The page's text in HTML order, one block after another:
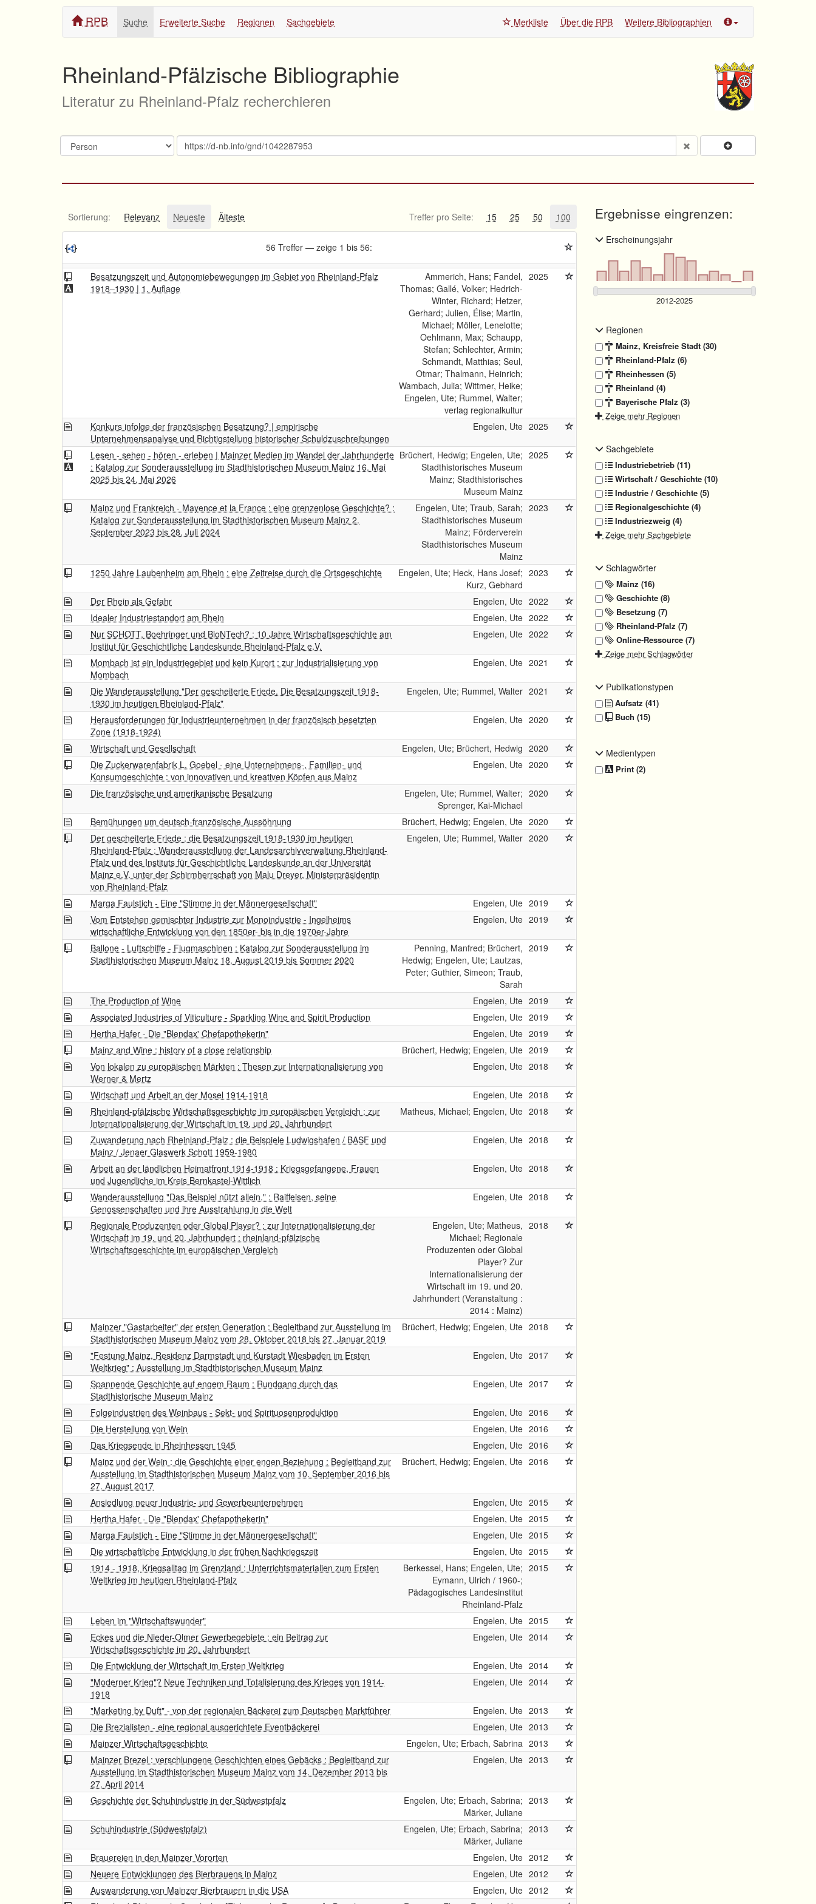
RPB Suche Erweiterte Suche Regionen Sachgebiete Merkliste Über die RPB Weitere Bibliographien
Rheinland-Pfälzische Bibliographie
Literatur zu Rheinland-Pfalz recherchieren
Sortierung: Relevanz Neueste Älteste Treffer pro Seite: 15 25 50 100
56 Treffer — zeige 1 bis 56:
Besatzungszeit und Autonomiebewegungen im Gebiet von Rheinland-Pfalz
1918–1930 | 1. Auflage
Ammerich, Hans; Fandel,
Thomas; Gallé, Volker; Hedrich-
Winter, Richard; Hetzer,
Gerhard; Julien, Élise; Martin,
Michael; Möller, Lenelotte;
Oehlmann, Max; Schaupp,
Stefan; Schlechter, Armin;
Schmandt, Matthias; Seul,
Otmar; Thalmann, Heinrich;
Wambach, Julia; Wittmer, Heike;
Engelen, Ute; Rummel, Walter;
verlag regionalkultur
2025
Konkurs infolge der französischen Besatzung? | empirische
Unternehmensanalyse und Richtigstellung historischer Schuldzuschreibungen
Engelen, Ute 2025
Lesen - sehen - hören - erleben | Mainzer Medien im Wandel der Jahrhunderte
: Katalog zur Sonderausstellung im Stadthistorischen Museum Mainz 16. Mai
2025 bis 24. Mai 2026
Brüchert, Hedwig; Engelen, Ute;
Stadthistorisches Museum
Mainz; Stadthistorisches
Museum Mainz
2025
Mainz und Frankreich - Mayence et la France : eine grenzenlose Geschichte? :
Katalog zur Sonderausstellung im Stadthistorischen Museum Mainz 2.
September 2023 bis 28. Juli 2024
Engelen, Ute; Traub, Sarah;
Stadthistorisches Museum
Mainz; Förderverein
Stadthistorisches Museum
Mainz
2023
1250 Jahre Laubenheim am Rhein : eine Zeitreise durch die Ortsgeschichte
Engelen, Ute; Heck, Hans Josef;
Kurz, Gebhard
2023
Der Rhein als Gefahr Engelen, Ute 2022
Idealer Industriestandort am Rhein
Engelen, Ute 2022
Nur SCHOTT, Boehringer und BioNTech? : 10 Jahre Wirtschaftsgeschichte am
Institut für Geschichtliche Landeskunde Rheinland-Pfalz e.V.
Engelen, Ute 2022
Mombach ist ein Industriegebiet und kein Kurort : zur Industrialisierung von
Mombach
Engelen, Ute 2021
Die Wanderausstellung "Der gescheiterte Friede. Die Besatzungszeit 1918-
1930 im heutigen Rheinland-Pfalz"
Engelen, Ute; Rummel, Walter 2021
Herausforderungen für Industrieunternehmen in der französisch besetzten
Zone (1918-1924)
Engelen, Ute 2020
Wirtschaft und Gesellschaft Engelen, Ute; Brüchert, Hedwig 2020
Die Zuckerwarenfabrik L. Goebel - eine Unternehmens-, Familien- und
Konsumgeschichte : von innovativen und kreativen Köpfen aus Mainz
Engelen, Ute 2020
Die französische und amerikanische Besatzung
Engelen, Ute; Rummel, Walter;
Sprenger, Kai-Michael
2020
Bemühungen um deutsch-französische Aussöhnung Brüchert, Hedwig; Engelen, Ute 2020
Der gescheiterte Friede : die Besatzungszeit 1918-1930 im heutigen
Rheinland-Pfalz : Wanderausstellung der Landesarchivverwaltung Rheinland-
Pfalz und des Instituts für Geschichtliche Landeskunde an der Universität
Mainz e.V. unter der Schirmherrschaft von Malu Dreyer, Ministerpräsidentin
von Rheinland-Pfalz
Engelen, Ute; Rummel, Walter 2020
Marga Faulstich - Eine "Stimme in der Männergesellschaft" Engelen, Ute 2019
Vom Entstehen gemischter Industrie zur Monoindustrie - Ingelheims
wirtschaftliche Entwicklung von den 1850er- bis in die 1970er-Jahre
Engelen, Ute 2019
Ballone - Luftschiffe - Flugmaschinen : Katalog zur Sonderausstellung im
Stadthistorischen Museum Mainz 18. August 2019 bis Sommer 2020
Penning, Manfred; Brüchert,
Hedwig; Engelen, Ute; Lautzas,
Peter; Guthier, Simeon; Traub,
Sarah
2019
The Production of Wine Engelen, Ute 2019
Associated Industries of Viticulture - Sparkling Wine and Spirit Production
Engelen, Ute 2019
Hertha Hafer - Die "Blendax' Chefapothekerin"
Engelen, Ute 2019
Mainz and Wine : history of a close relationship
Brüchert, Hedwig; Engelen, Ute 2019
Von lokalen zu europäischen Märkten : Thesen zur Internationalisierung von
Werner & Mertz
Engelen, Ute 2018
Wirtschaft und Arbeit an der Mosel 1914-1918 Engelen, Ute 2018
Rheinland-pfälzische Wirtschaftsgeschichte im europäischen Vergleich : zur
Internationalisierung der Wirtschaft im 19. und 20. Jahrhundert
Matheus, Michael; Engelen, Ute 2018
Zuwanderung nach Rheinland-Pfalz : die Beispiele Ludwigshafen / BASF und
Mainz / Jenaer Glaswerk Schott 1959-1980
Engelen, Ute 2018
Arbeit an der ländlichen Heimatfront 1914-1918 : Kriegsgefangene, Frauen
und Jugendliche im Kreis Bernkastel-Wittlich
Engelen, Ute 2018
Wanderausstellung "Das Beispiel nützt allein." : Raiffeisen, seine
Genossenschaften und ihre Ausstrahlung in die Welt
Engelen, Ute 2018
Regionale Produzenten oder Global Player? : zur Internationalisierung der
Wirtschaft im 19. und 20. Jahrhundert : rheinland-pfälzische
Wirtschaftsgeschichte im europäischen Vergleich
Engelen, Ute; Matheus,
Michael; Regionale
Produzenten oder Global
Player? Zur
Internationalisierung der
Wirtschaft im 19. und 20.
Jahrhundert (Veranstaltung :
2014 : Mainz)
2018
Mainzer "Gastarbeiter" der ersten Generation : Begleitband zur Ausstellung im
Stadthistorischen Museum Mainz vom 28. Oktober 2018 bis 27. Januar 2019
Brüchert, Hedwig; Engelen, Ute 2018
"Festung Mainz, Residenz Darmstadt und Kurstadt Wiesbaden im Ersten
Weltkrieg" : Ausstellung im Stadthistorischen Museum Mainz
Engelen, Ute 2017
Spannende Geschichte auf engem Raum : Rundgang durch das
Stadthistorische Museum Mainz
Engelen, Ute 2017
Folgeindustrien des Weinbaus - Sekt- und Spirituosenproduktion Engelen, Ute 2016
Die Herstellung von Wein
Engelen, Ute 2016
Das Kriegsende in Rheinhessen 1945
Engelen, Ute 2016
Mainz und der Wein : die Geschichte einer engen Beziehung : Begleitband zur
Ausstellung im Stadthistorischen Museum Mainz vom 10. September 2016 bis
27. August 2017
Brüchert, Hedwig; Engelen, Ute 2016
Ansiedlung neuer Industrie- und Gewerbeunternehmen Engelen, Ute 2015
Hertha Hafer - Die "Blendax' Chefapothekerin"
Engelen, Ute 2015
Marga Faulstich - Eine "Stimme in der Männergesellschaft"
Engelen, Ute 2015
Die wirtschaftliche Entwicklung in der frühen Nachkriegszeit
Engelen, Ute 2015
1914 - 1918, Kriegsalltag im Grenzland : Unterrichtsmaterialien zum Ersten
Weltkrieg im heutigen Rheinland-Pfalz
Berkessel, Hans; Engelen, Ute;
Eymann, Ulrich / 1960-;
Pädagogisches Landesinstitut
Rheinland-Pfalz
2015
Leben im "Wirtschaftswunder" Engelen, Ute 2015
Eckes und die Nieder-Olmer Gewerbegebiete : ein Beitrag zur
Wirtschaftsgeschichte im 20. Jahrhundert
Engelen, Ute 2014
Die Entwicklung der Wirtschaft im Ersten Weltkrieg Engelen, Ute 2014
"Moderner Krieg"? Neue Techniken und Totalisierung des Krieges von 1914-
1918
Engelen, Ute 2014
"Marketing by Duft" - von der regionalen Bäckerei zum Deutschen Marktführer Engelen, Ute 2013
Die Brezialisten - eine regional ausgerichtete Eventbäckerei
Engelen, Ute 2013
Mainzer Wirtschaftsgeschichte
Engelen, Ute; Erbach, Sabrina 2013
Mainzer Brezel : verschlungene Geschichten eines Gebäcks : Begleitband zur
Ausstellung im Stadthistorischen Museum Mainz vom 14. Dezember 2013 bis
27. April 2014
Engelen, Ute 2013
Geschichte der Schuhindustrie in der Südwestpfalz
Engelen, Ute; Erbach, Sabrina;
Märker, Juliane
2013
Schuhindustrie (Südwestpfalz)
Engelen, Ute; Erbach, Sabrina;
Märker, Juliane
2013
Brauereien in den Mainzer Vororten Engelen, Ute 2012
Neuere Entwicklungen des Bierbrauens in Mainz
Engelen, Ute 2012
Auswanderung von Mainzer Bierbrauern in die USA
Engelen, Ute 2012
Ergebnisse eingrenzen:
Erscheinungsjahr
Regionen
Mainz, Kreisfreie Stadt (30)
Rheinland-Pfalz (6)
Rheinhessen (5)
Rheinland (4)
Bayerische Pfalz (3)
Zeige mehr Regionen
Sachgebiete
Industriebetrieb (11)
Wirtschaft / Geschichte (10)
Industrie / Geschichte (5)
Regionalgeschichte (4)
Industriezweig (4)
Zeige mehr Sachgebiete
Schlagwörter
Mainz (16)
Geschichte (8)
Besetzung (7)
Rheinland-Pfalz (7)
Online-Ressource (7)
Zeige mehr Schlagwörter
Publikationstypen
Aufsatz (41)
Buch (15)
Medientypen
Print (2)